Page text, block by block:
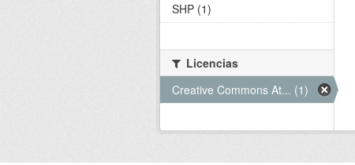
SHP (1)
Licencias
Creative Commons At... (1)